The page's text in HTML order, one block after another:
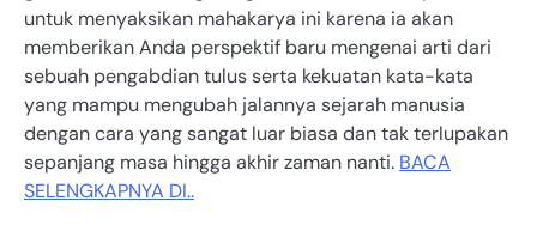
untuk menyaksikan mahakarya ini karena ia akan
memberikan Anda perspektif baru mengenai arti dari
sebuah pengabdian tulus serta kekuatan kata-kata
yang mampu mengubah jalannya sejarah manusia
dengan cara yang sangat luar biasa dan tak terlupakan
sepanjang masa hingga akhir zaman nanti. BACA
SELENGKAPNYA DI..